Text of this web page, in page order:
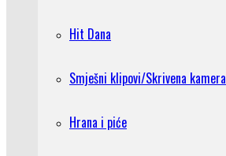
Hit Dana
Smješni klipovi/Skrivena kamera
Hrana i piće